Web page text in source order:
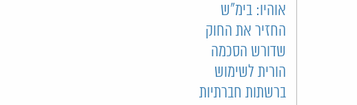
אוהיו: בימ"ש
החזיר את החוק
שדורש הסכמה
הורית לשימוש
ברשתות חברתיות